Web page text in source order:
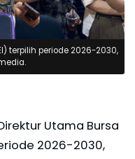
terpilih periode 2026-2030,
Utama Bursa
2026-2030,